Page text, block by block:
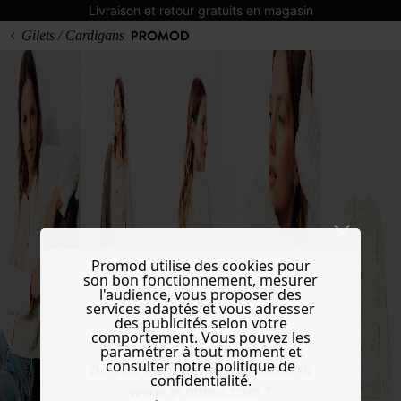
Livraison et retour gratuits en magasin
Do you want to be redirected to
www.promod.com ?
Gilets / Cardigans
Promod utilise des cookies pour
son bon fonctionnement, mesurer
l'audience, vous proposer des
services adaptés et vous adresser
des publicités selon votre
comportement. Vous pouvez les
paramétrer à tout moment et
consulter notre politique de
confidentialité.